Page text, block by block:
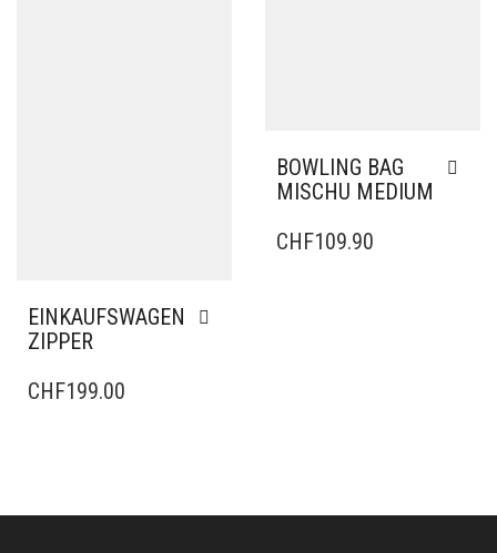
EINKAUFSWAGEN
ZIPPER
CHF199.00
BOWLING BAG
MISCHU MEDIUM
CHF109.90